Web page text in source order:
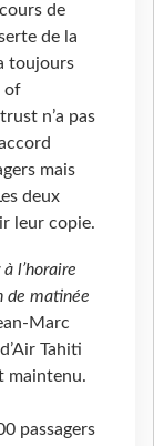
de
de la
toujours
of
n’a pas
mais
deux
leur copie.
l’horaire
de matinée
Marc
Tahiti
maintenu.
passagers